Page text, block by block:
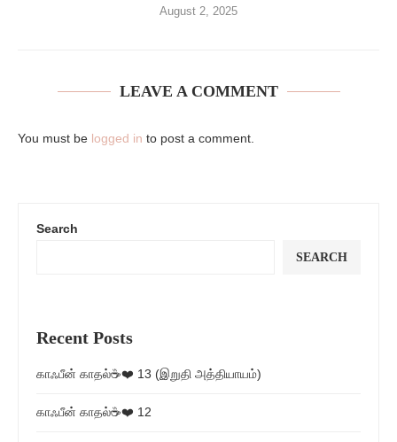
August 2, 2025
LEAVE A COMMENT
You must be logged in to post a comment.
Search
SEARCH
Recent Posts
காஃபீன் காதல்☕❤️ 13 (இறுதி அத்தியாயம்)
காஃபீன் காதல்☕❤️ 12